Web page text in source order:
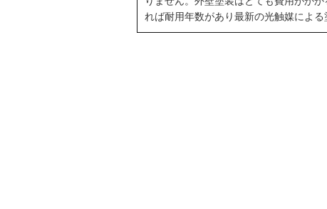
れば耐用年数があり最新の光触媒によ